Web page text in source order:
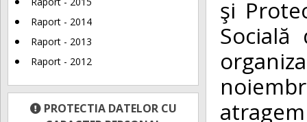
Raport - 2014
Raport - 2013
Raport - 2012
PROTECTIA DATELOR CU
şi
Socială